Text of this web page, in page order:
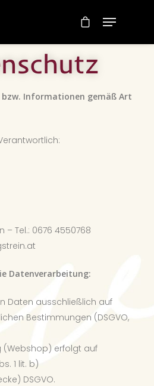
Informationen gemäß Art
– Tel.: 0676 4550768
Datenverarbeitung:
Daten ausschließlich auf
Bestimmungen (DSGVO,
(Webshop) erfolgt auf
1 lit. b)
DSGVO.